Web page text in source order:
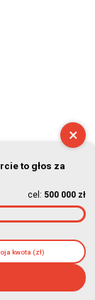
×
to głos za
cel: 500 000 zł